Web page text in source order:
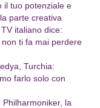
il tuo potenziale e
parte creativa
TV italiano dice:
non ti fa mai perdere
Turchia:
farlo solo con
Philharmoniker, la